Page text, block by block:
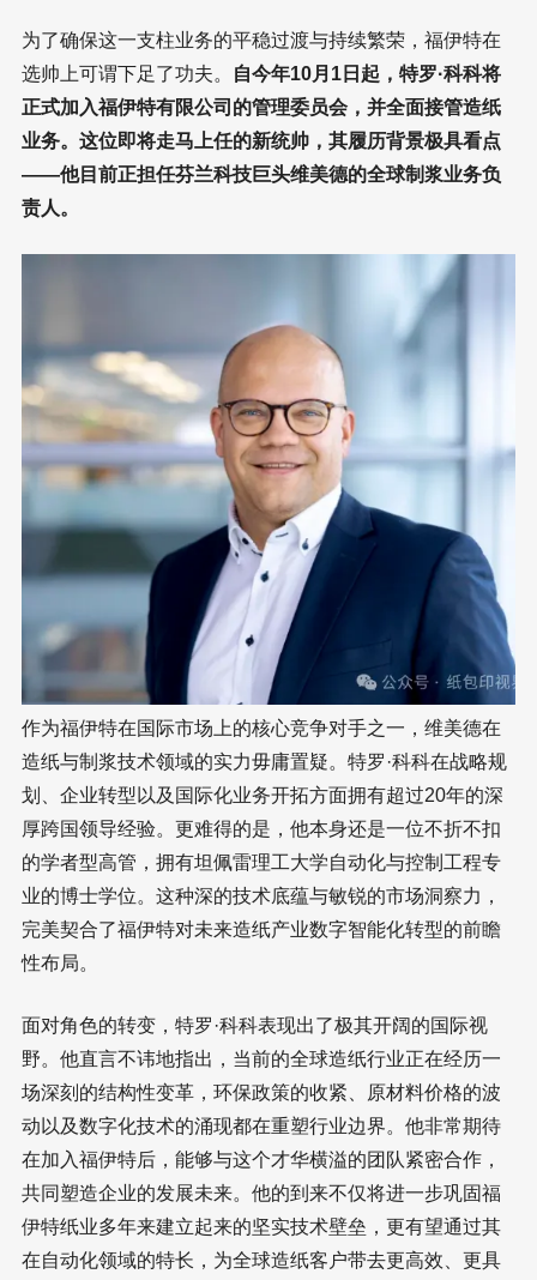
为了确保这一支柱业务的平稳过渡与持续繁荣，福伊特在
选帅上可谓下足了功夫。
自今年10月1日起，特罗·科科将
正式加入福伊特有限公司的管理委员会，并全面接管造纸
业务。这位即将走马上任的新统帅，其履历背景极具看点
——他目前正担任芬兰科技巨头维美德的全球制浆业务负
责人。
作为福伊特在国际市场上的核心竞争对手之一，维美德在
造纸与制浆技术领域的实力毋庸置疑。特罗·科科在战略规
划、企业转型以及国际化业务开拓方面拥有超过20年的深
厚跨国领导经验。更难得的是，他本身还是一位不折不扣
的学者型高管，拥有坦佩雷理工大学自动化与控制工程专
业的博士学位。这种深的技术底蕴与敏锐的市场洞察力，
完美契合了福伊特对未来造纸产业数字智能化转型的前瞻
性布局。
面对角色的转变，特罗·科科表现出了极其开阔的国际视
野。他直言不讳地指出，当前的全球造纸行业正在经历一
场深刻的结构性变革，环保政策的收紧、原材料价格的波
动以及数字化技术的涌现都在重塑行业边界。他非常期待
在加入福伊特后，能够与这个才华横溢的团队紧密合作，
共同塑造企业的发展未来。他的到来不仅将进一步巩固福
伊特纸业多年来建立起来的坚实技术壁垒，更有望通过其
在自动化领域的特长，为全球造纸客户带去更高效、更具